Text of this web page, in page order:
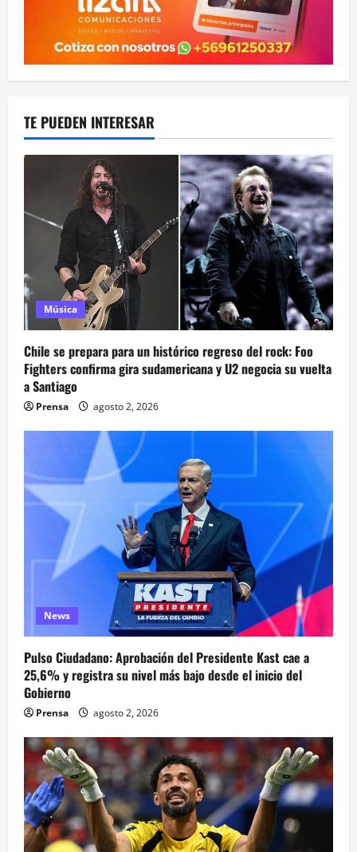
TE PUEDEN INTERESAR
Música
Chile se prepara para un histórico regreso del rock: Foo
Fighters confirma gira sudamericana y U2 negocia su vuelta
a Santiago
Prensa agosto 2, 2026
News
Pulso Ciudadano: Aprobación del Presidente Kast cae a
25,6% y registra su nivel más bajo desde el inicio del
Gobierno
Prensa agosto 2, 2026